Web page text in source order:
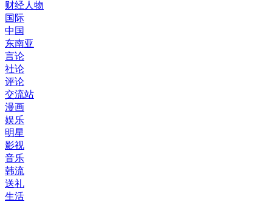
财经人物
国际
中国
东南亚
言论
社论
评论
交流站
漫画
娱乐
明星
影视
音乐
韩流
送礼
生活